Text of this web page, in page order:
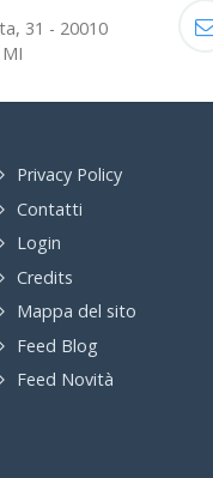
31 - 20010
Privacy Policy
Contatti
Login
Credits
Mappa del sito
Feed Blog
Feed Novità